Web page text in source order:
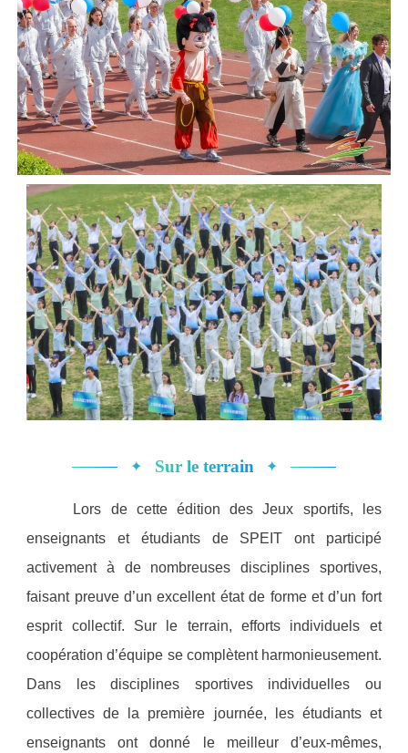
✦ Sur le terrain ✦
Lors de cette édition des Jeux sportifs, les
enseignants et étudiants de SPEIT ont participé
activement à de nombreuses disciplines sportives,
faisant preuve d’un excellent état de forme et d’un fort
esprit collectif. Sur le terrain, efforts individuels et
coopération d’équipe se complètent harmonieusement.
Dans les disciplines sportives individuelles ou
collectives de la première journée, les étudiants et
enseignants ont donné le meilleur d’eux-mêmes,